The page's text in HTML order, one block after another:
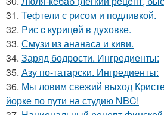
31. Тефтели с рисом и подливкой.
32. Pис c кypицeй в дyховке.
33. Смузи из ананаса и киви.
34. Заряд бодрости. Ингредиенты:
35. Азу по-татарски. Ингредиенты:
36. Мы ловим свежий выход
йорке по пути на студию NBC!